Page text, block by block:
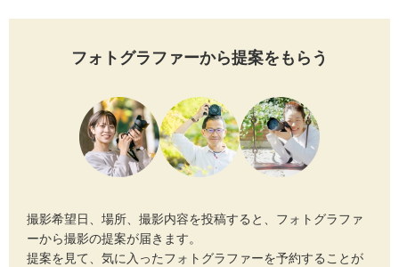
フォトグラファーから提案をもらう
撮影希望日、場所、撮影内容を投稿すると、フォトグラファ
ーから撮影の提案が届きます。
提案を見て、気に入ったフォトグラファーを予約することが